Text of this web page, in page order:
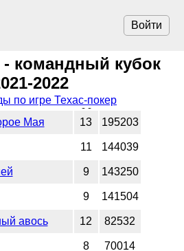
Войти
- командный кубок
2022
по игре Техас-покер
Мая 13 195203
11 144039
9 143250
9 141504
авось 12 82532
8 70014